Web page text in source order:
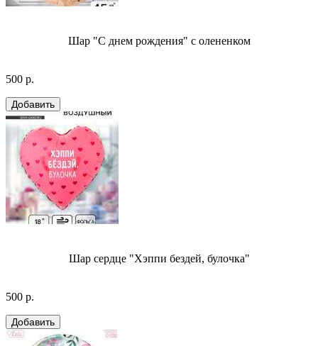
Шар "С днем рождения" с олененком
500 р.
Шар сердце "Хэппи бездей, булочка"
500 р.